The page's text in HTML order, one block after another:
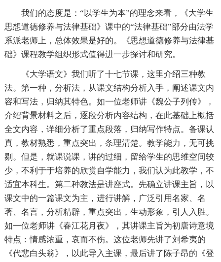
我们的态度是：“以学生为本”的理念来看，《大学生
思想道德修养与法律基础》课中的“法律基础”部分由法学
系派老师上，总体效果是好的。《思想道德修养与法律基
础》课程教学组织形式值得进一步探讨和研究。
《大学语文》我们听了十七节课，这里介绍三种教
法。第一种，分析法，从课文结构分析入手，阐述课文内
容和写法，归纳其特色。如一位老师讲《魏公子列传》，
介绍背景材料之后，逐段分析内容结构，在此基础上概括
全文内容，详细分析了重点段落，归纳写作特点。备课认
真，教材熟悉，重点突出，条理清楚。教学能力，无可挑
剔。但是，就课说课，讲的过细，留给学生的思维空间较
少，不利于于培养的欣赏自学能力，我们认为此教学，不
适宜本科生。第二种教法是讲座式。先确立讲课主旨，以
课文中的一篇课文为主，进行讲解，广泛引用名家、名
著、名言，分析精辟，重点突出，生动形象，引人入胜。
如一位老师讲《春江花月夜》，其讲课主旨为初唐诗意境
特点：情感浓重，哀而不伤。这位老师先讲了刘希夷的
《代悲白头翁》，以此导入主课，最后讲了陈子昂的《登